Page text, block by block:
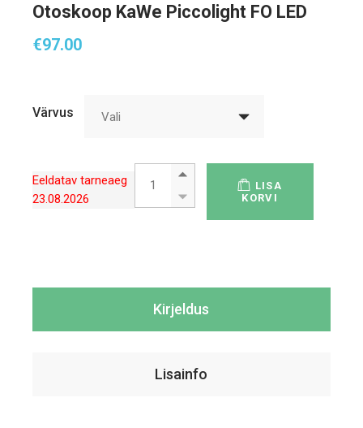
Otoskoop KaWe Piccolight FO LED
€97.00
Värvus Vali
Eeldatav tarneaeg
23.08.2026
Otoskoop KaWe Piccolight FO LED quantity
LISA
KORVI
Kirjeldus
Lisainfo